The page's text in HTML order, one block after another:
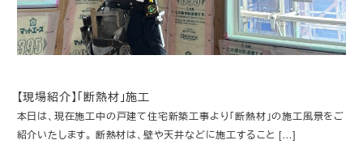
【現場紹介】「断熱材」施工
本日は、現在施工中の戸建て住宅新築工事より「断熱材」の施工風景をご
紹介いたします。 断熱材は、壁や天井などに施工すること […]